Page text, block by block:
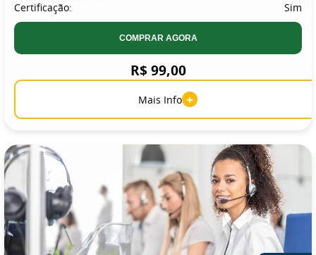
Certificação:
Sim
COMPRAR AGORA
R$ 99,00
Mais Info +